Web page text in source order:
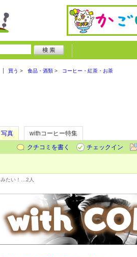
買う 食品・酒類 コーヒー・紅茶・お茶
写真
withコーヒー特集
クチコミを書く
チェックイン
たい！… 2人